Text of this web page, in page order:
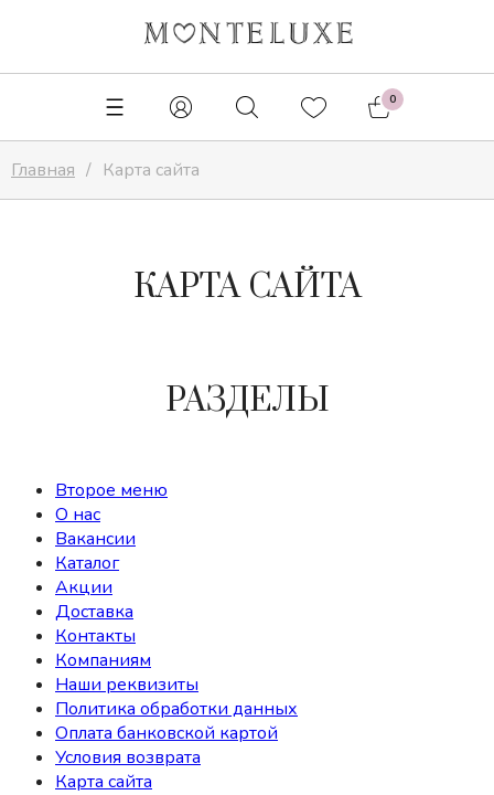
0
Главная Карта сайта
КАРТА САЙТА
РАЗДЕЛЫ
Второе меню
О нас
Вакансии
Каталог
Акции
Доставка
Контакты
Компаниям
Наши реквизиты
Политика обработки данных
Оплата банковской картой
Условия возврата
Карта сайта